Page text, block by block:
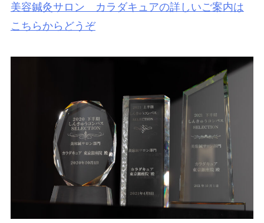
美容鍼灸サロン カラダキュアの詳しいご案内は
こちらからどうぞ